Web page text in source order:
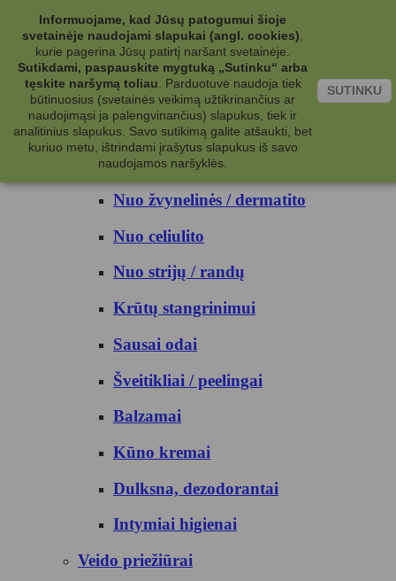
Kategorijos
Kosmetika
Kūno priežiūrai
Nuo prakaito
Kūno prausikliai
Nuo žvynelinės / dermatito
Nuo celiulito
Nuo strijų / randų
Krūtų stangrinimui
Sausai odai
Šveitikliai / peelingai
Balzamai
Kūno kremai
Dulksna, dezodorantai
Intymiai higienai
Veido priežiūrai
Informuojame, kad Jūsų patogumui šioje
svetainėje naudojami slapukai (angl. cookies)
kurie pagerina Jūsų patirtį naršant svetainėje.
Sutikdami, paspauskite mygtuką „Sutinku“ arba
tęskite naršymą toliau
Parduotuvė naudoja tiek
būtinuosius (svetainės veikimą užtikrinančius ar
naudojimąsi ja palengvinančius) slapukus, tiek ir
analitinius slapukus. Savo sutikimą galite atšaukti, bet
kuriuo metu, ištrindami įrašytus slapukus iš savo
naudojamos naršyklės.
SUTINKU